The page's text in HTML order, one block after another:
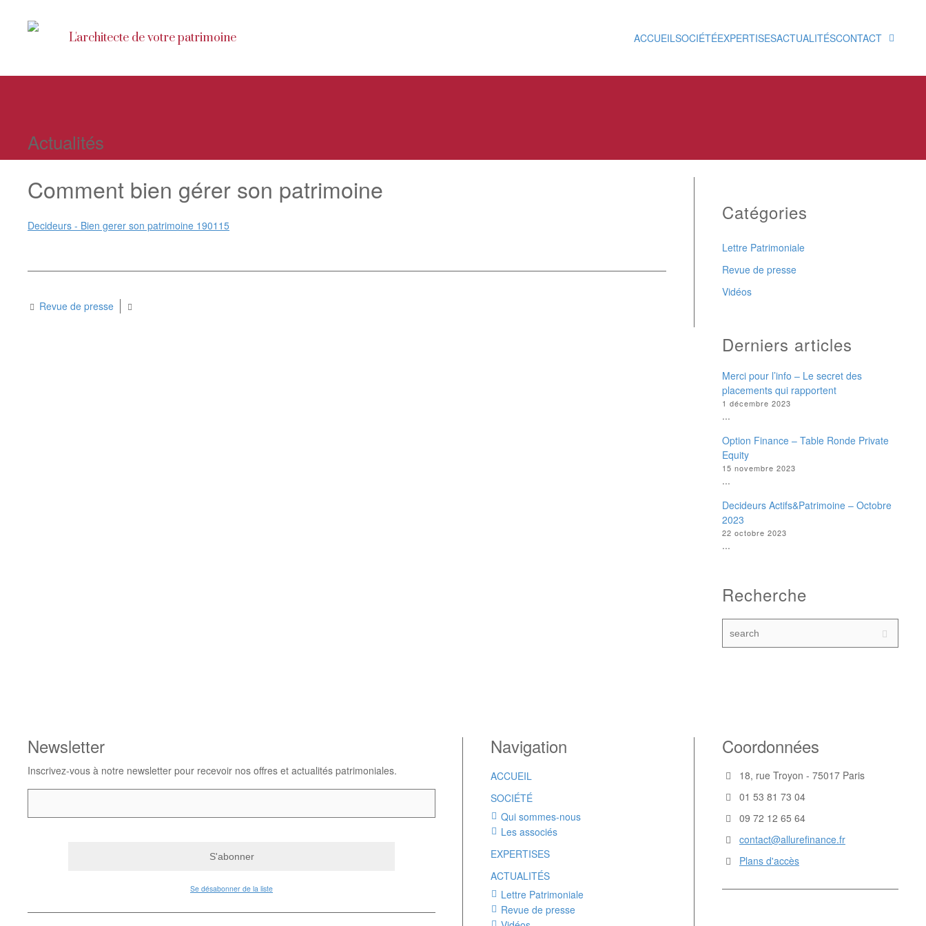
L'architecte de votre patrimoine ACCUEILSOCIÉTÉEXPERTISESACTUALITÉSCONTACT
Actualités
Comment bien gérer son patrimoine
Decideurs - Bien gerer son patrimoine 190115
Revue de presse
Catégories
Lettre Patrimoniale
Revue de presse
Vidéos
Derniers articles
Merci pour l’info – Le secret des
placements qui rapportent
1 décembre 2023
...
Option Finance – Table Ronde Private
Equity
15 novembre 2023
...
Decideurs Actifs&Patrimoine – Octobre
2023
22 octobre 2023
...
Recherche
Newsletter
Inscrivez-vous à notre newsletter pour recevoir nos offres et actualités patrimoniales.
Se désabonner de la liste
Navigation
ACCUEIL
SOCIÉTÉ
Qui sommes-nous
Les associés
EXPERTISES
ACTUALITÉS
Lettre Patrimoniale
Revue de presse
Coordonnées
18, rue Troyon - 75017 Paris
01 53 81 73 04
09 72 12 65 64
contact@allurefinance.fr
Plans d'accès